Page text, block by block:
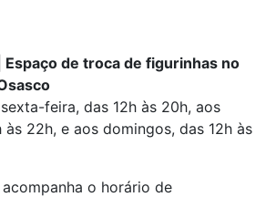
Espaço de troca de figurinhas no
feira, das 12h às 20h, aos
às 22h, e aos domingos, das 12h às
o horário de